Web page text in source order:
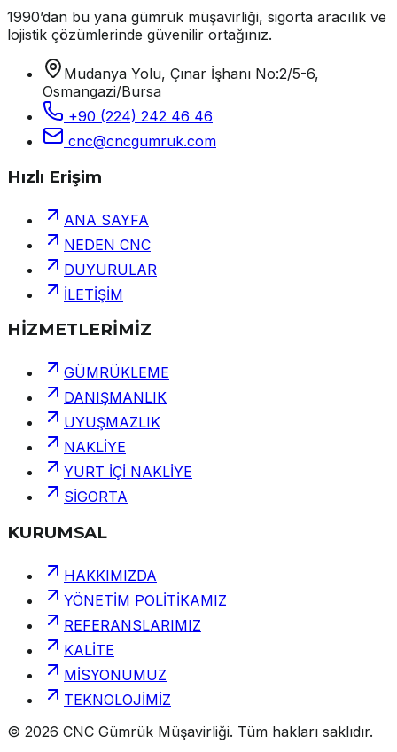
1990’dan bu yana gümrük müşavirliği, sigorta aracılık ve
lojistik çözümlerinde güvenilir ortağınız.
Mudanya Yolu, Çınar İşhanı No:2/5-6,
Osmangazi/Bursa
+90 (224) 242 46 46
cnc@cncgumruk.com
Hızlı Erişim
ANA SAYFA
NEDEN CNC
DUYURULAR
İLETİŞİM
HİZMETLERİMİZ
GÜMRÜKLEME
DANIŞMANLIK
UYUŞMAZLIK
NAKLİYE
YURT İÇİ NAKLİYE
SİGORTA
KURUMSAL
HAKKIMIZDA
YÖNETİM POLİTİKAMIZ
REFERANSLARIMIZ
KALİTE
MİSYONUMUZ
TEKNOLOJİMİZ
© 2026 CNC Gümrük Müşavirliği. Tüm hakları saklıdır.